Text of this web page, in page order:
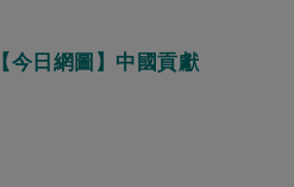
【今日網圖】中國貢獻